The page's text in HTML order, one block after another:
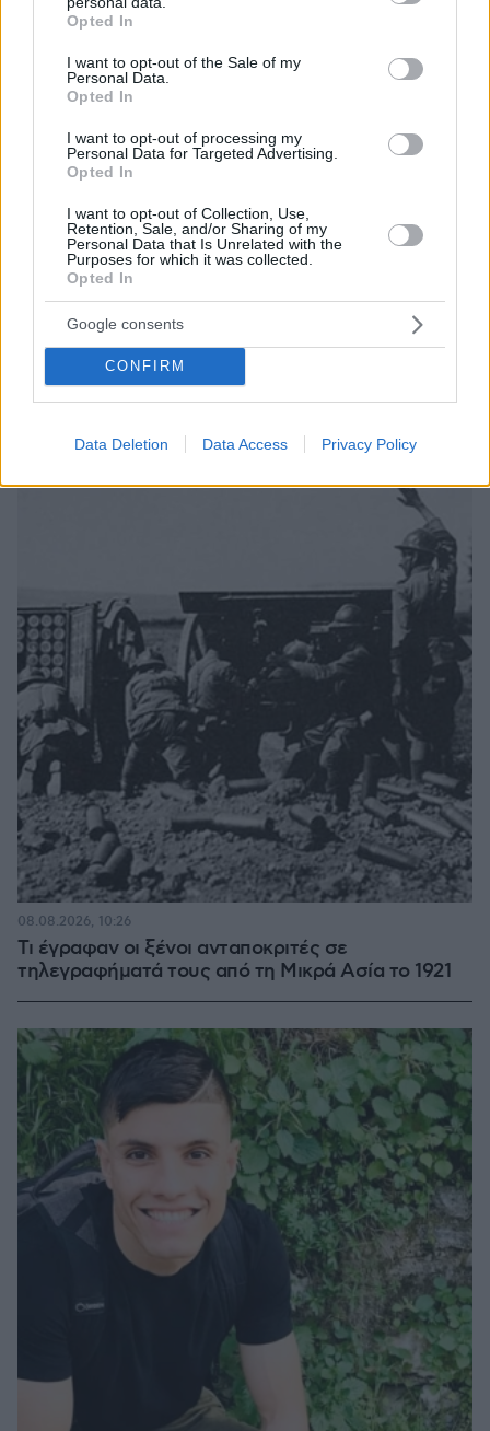
grant or deny consent to Google and its third-party tags to
use your data for below specified purposes in below Google
consent section.
Opted In
I want to opt-out of the Sale of my
Personal Data.
Opted In
I want to opt-out of processing my
Personal Data for Targeted Advertising.
Opted In
I want to opt-out of Collection, Use,
Retention, Sale, and/or Sharing of my
Personal Data that Is Unrelated with the
Purposes for which it was collected.
Opted In
Google consents
CONFIRM
Data Deletion Data Access Privacy Policy
στο Παλαιό Φάληρο
Διακοπές σε 5 δροσερούς προορισμούς της Ελλάδας,
με έντονα τα χρώματα της Φύσης
Η εμπειρία σε 5 σπουδαία εστιατόρια της Σαντορίνης
Φρουροί της Επανάστασης: Το άνοιγμα των Στενών του
Ορμούζ δεν σχετίζεται με τις διαπραγματεύσεις
Τεχεράνης - Ομάν
πριν 40 λεπτά
ΔΕΙΤΕ ΟΛΕΣ ΤΙΣ ΕΙΔΗΣΕΙΣ
Τι έγραφαν οι ξένοι ανταποκριτές σε
τηλεγραφήματά τους από τη Μικρά Ασία το 1921
08.08.2026, 10:26